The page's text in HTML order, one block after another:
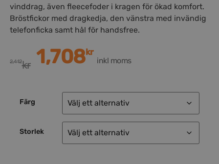
vinddrag, även fleecefoder i kragen för ökad komfort.
Bröstfickor med dragkedja, den vänstra med invändig
telefonficka samt hål för handsfree.
2,412kr 1,708kr
inkl moms
Färg
Storlek